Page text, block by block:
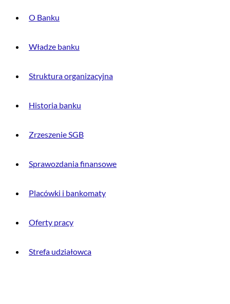
O Banku
Władze banku
Struktura organizacyjna
Historia banku
Zrzeszenie SGB
Sprawozdania finansowe
Placówki i bankomaty
Oferty pracy
Strefa udziałowca